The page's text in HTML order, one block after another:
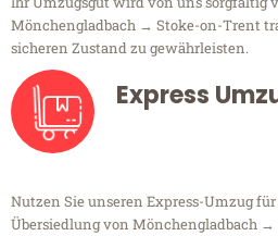
Mönchengladbach → Stoke-on-Trent
sicheren Zustand zu gewährleisten.
Express
Nutzen Sie unseren Express-Umzug
Übersiedlung von Mönchengladbach